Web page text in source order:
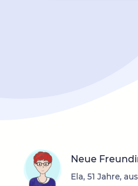
Neue
Ela, 51 Jahre,